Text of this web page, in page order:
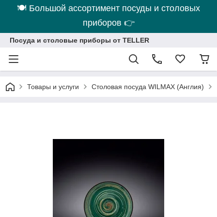
🍽 Большой ассортимент посуды и столовых
приборов 👉
Посуда и столовые приборы от TELLER
Товары и услуги Столовая посуда WILMAX (Англия)